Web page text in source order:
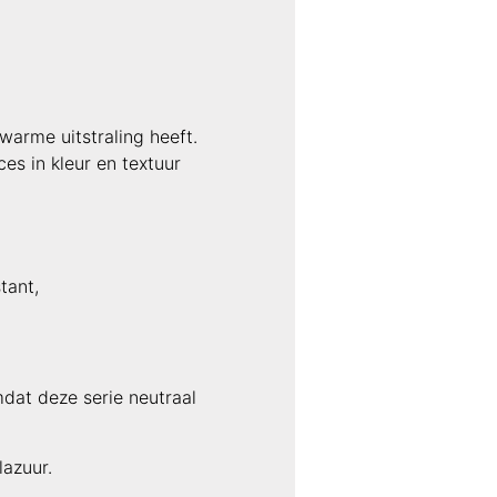
uitstraling heeft.
in kleur en textuur
deze serie neutraal